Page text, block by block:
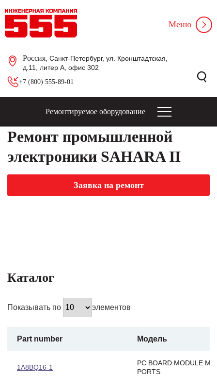
Россия , Санкт-Петербург, ул. Кронштадтская,
д.11, литер А, офис 302
+7 (800) 555-89-01
Меню
Ремонтируемое оборудование
Ремонт промышленной
электроники SAHARA II
Заявка на ремонт
Каталог
Показывать по элементов
Part number Модель
1A8BQ16-1
PC BOARD MODULE
PORTS